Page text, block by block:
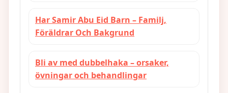
Har Samir Abu Eid Barn – Familj,
Föräldrar Och Bakgrund
Bli av med dubbelhaka – orsaker,
övningar och behandlingar